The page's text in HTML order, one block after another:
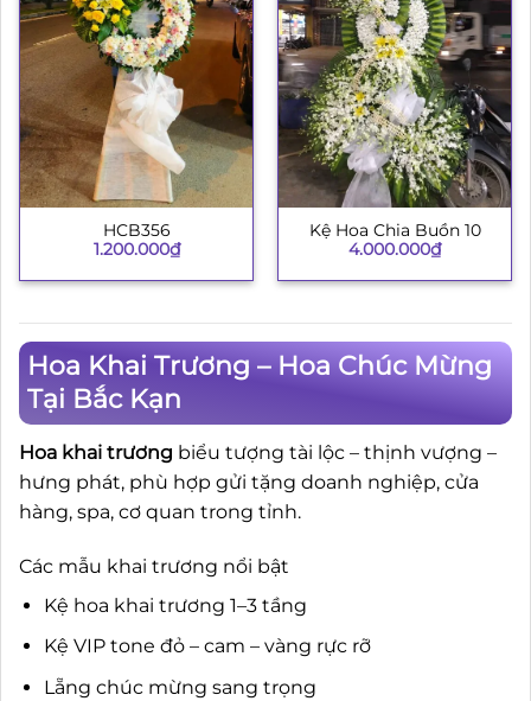
HCB356
1.200.000₫
Kệ Hoa Chia Buồn 10
4.000.000₫
Hoa Khai Trương – Hoa Chúc Mừng
Tại Bắc Kạn
Hoa khai trương biểu tượng tài lộc – thịnh vượng –
hưng phát, phù hợp gửi tặng doanh nghiệp, cửa
hàng, spa, cơ quan trong tỉnh.
Các mẫu khai trương nổi bật
Kệ hoa khai trương 1–3 tầng
Kệ VIP tone đỏ – cam – vàng rực rỡ
Lẵng chúc mừng sang trọng